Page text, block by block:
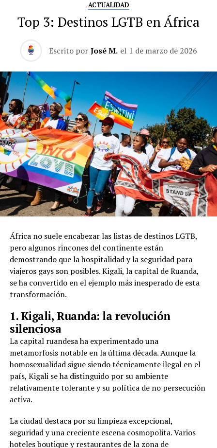
ACTUALIDAD
Top 3: Destinos LGTB en África
Escrito por José M. el 1 de marzo de 2026
África no suele encabezar las listas de destinos LGTB,
pero algunos rincones del continente están
demostrando que la hospitalidad y la seguridad para
viajeros gays son posibles. Kigali, la capital de Ruanda,
se ha convertido en el ejemplo más inesperado de esta
transformación.
1. Kigali, Ruanda: la revolución
silenciosa
La capital ruandesa ha experimentado una
metamorfosis notable en la última década. Aunque la
homosexualidad sigue siendo técnicamente ilegal en el
país, Kigali se ha distinguido por su ambiente
relativamente tolerante y su política de no persecución
activa.
La ciudad destaca por su limpieza excepcional,
seguridad y una creciente escena cosmopolita. Varios
hoteles boutique y restaurantes de la zona de